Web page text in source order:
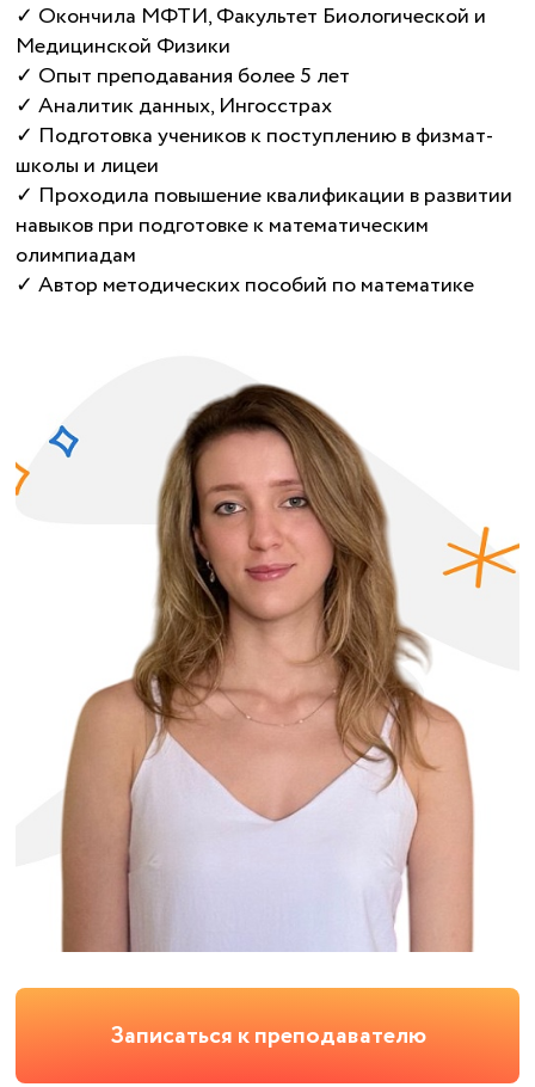
✓ Окончила МФТИ, Факультет Биологической и
Медицинской Физики
✓ Опыт преподавания более 5 лет
✓ Аналитик данных, Ингосстрах
✓ Подготовка учеников к поступлению в физмат-
школы и лицеи
✓ Проходила повышение квалификации в развитии
навыков при подготовке к математическим
олимпиадам
✓ Автор методических пособий по математике
Записаться к преподавателю